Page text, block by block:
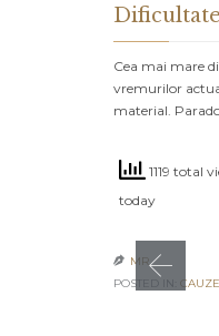
Cea mai mare
vremurilor
material.
1119 total
today
 MR
POSTED IN: